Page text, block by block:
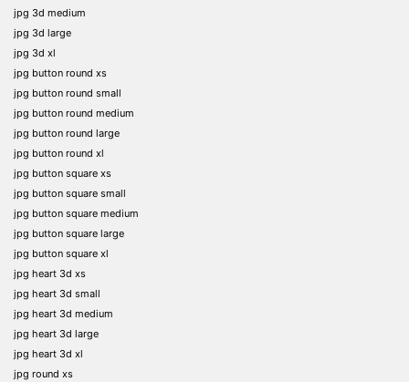
jpg 3d medium
jpg 3d large
jpg 3d xl
jpg button round xs
jpg button round small
jpg button round medium
jpg button round large
jpg button round xl
jpg button square xs
jpg button square small
jpg button square medium
jpg button square large
jpg button square xl
jpg heart 3d xs
jpg heart 3d small
jpg heart 3d medium
jpg heart 3d large
jpg heart 3d xl
jpg round xs